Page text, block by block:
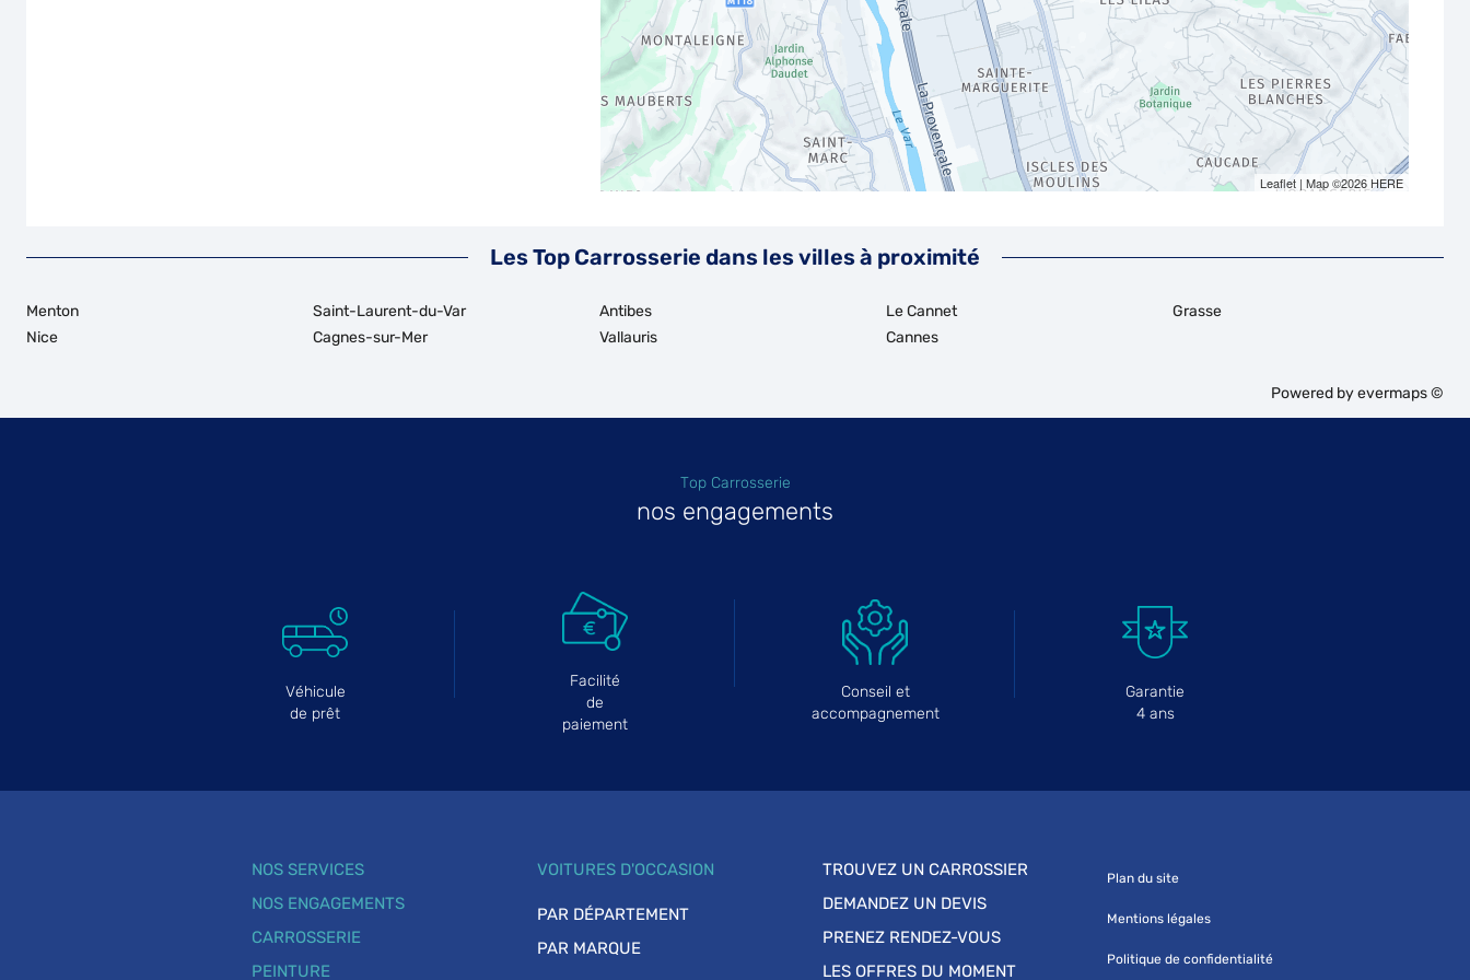
Leaflet| Map ©2026 HERE
Les Top Carrosserie dans les villes à proximité
Menton
Nice
Saint-Laurent-du-Var
Cagnes-sur-Mer
Antibes
Vallauris
Le Cannet
Cannes
Grasse
Powered byevermaps ©
Top Carrosserie
nos engagements
Véhicule
de prêt
Facilité
de
paiement
Conseil et
accompagnement
Garantie
4 ans
NOS SERVICES
NOS ENGAGEMENTS
CARROSSERIE
PEINTURE
VOITURES D'OCCASION
PAR DÉPARTEMENT
PAR MARQUE
TROUVEZ UN CARROSSIER
DEMANDEZ UN DEVIS
PRENEZ RENDEZ-VOUS
LES OFFRES DU MOMENT
Plan du site
Mentions légales
Politique de confidentialité